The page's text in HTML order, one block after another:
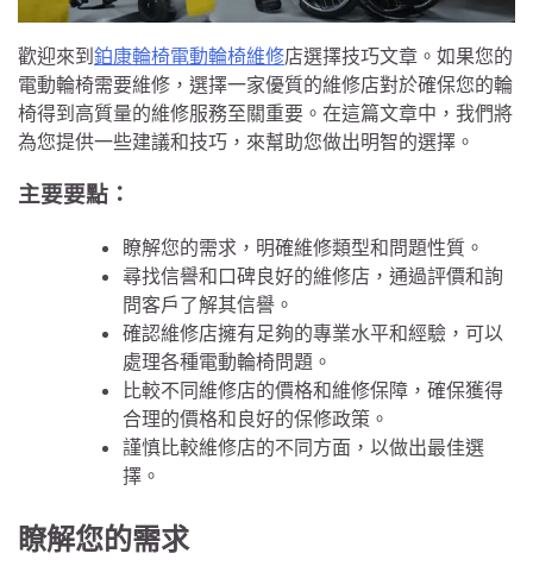
歡迎來到鉑康輪椅電動輪椅維修店選擇技巧文章。如果您的
電動輪椅需要維修，選擇一家優質的維修店對於確保您的輪
椅得到高質量的維修服務至關重要。在這篇文章中，我們將
為您提供一些建議和技巧，來幫助您做出明智的選擇。
主要要點：
瞭解您的需求，明確維修類型和問題性質。
尋找信譽和口碑良好的維修店，通過評價和詢
問客戶了解其信譽。
確認維修店擁有足夠的專業水平和經驗，可以
處理各種電動輪椅問題。
比較不同維修店的價格和維修保障，確保獲得
合理的價格和良好的保修政策。
謹慎比較維修店的不同方面，以做出最佳選
擇。
瞭解您的需求